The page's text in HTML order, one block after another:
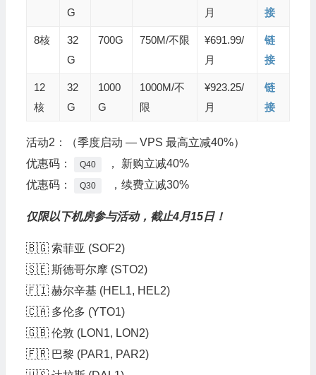
G
月
接
8核
32
G
700G 750M/不限
¥691.99/
月
链
接
12
核
32
G
1000
G
1000M/不
限
¥923.25/
月
链
接
活动2：（季度启动 — VPS 最高立减40%）
优惠码：
Q40
， 新购立减40%
优惠码：
Q30 ，续费立减30%
仅限以下机房参与活动，截止4月15日！
🇧🇬 索菲亚 (SOF2)
🇸🇪 斯德哥尔摩 (STO2)
🇫🇮 赫尔辛基 (HEL1, HEL2)
🇨🇦 多伦多 (YTO1)
🇬🇧 伦敦 (LON1, LON2)
🇫🇷 巴黎 (PAR1, PAR2)